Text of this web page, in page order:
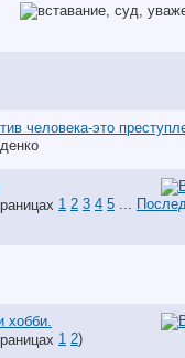
человека-это
1 2 3 4 5 ...
хобби.
1 2)